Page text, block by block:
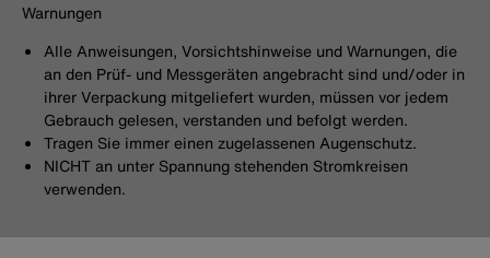
Warnungen
Alle Anweisungen, Vorsichtshinweise und Warnungen, die
an den Prüf- und Messgeräten angebracht sind und/oder in
ihrer Verpackung mitgeliefert wurden, müssen vor jedem
Gebrauch gelesen, verstanden und befolgt werden.
Tragen Sie immer einen zugelassenen Augenschutz.
NICHT an unter Spannung stehenden Stromkreisen
verwenden.